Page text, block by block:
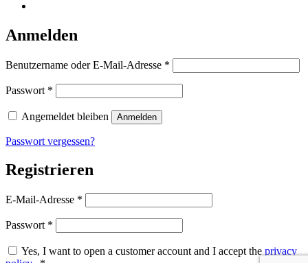
Anmelden
Benutzername oder E-Mail-Adresse *
Passwort *
Angemeldet bleiben Anmelden
Passwort vergessen?
Registrieren
E-Mail-Adresse *
Passwort *
Yes, I want to open a customer account and I accept the privacy